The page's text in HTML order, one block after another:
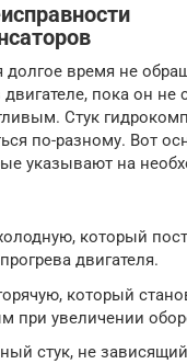
долгое время не
двигателе, пока он не
Стук
по-разному. Вот
указывают на
который
двигателя.
который
при увеличении
стук, не